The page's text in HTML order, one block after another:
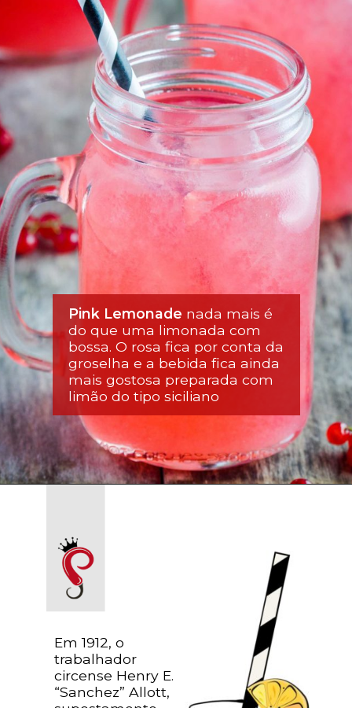
Pink Lemonade nada mais é
do que uma limonada com
bossa. O rosa fica por conta da
groselha e a bebida fica ainda
mais gostosa preparada com
limão do tipo siciliano
Em 1912, o
trabalhador
circense Henry E.
“Sanchez” Allott,